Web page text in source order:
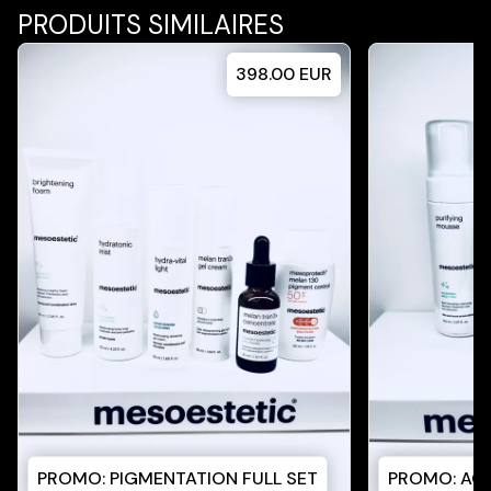
PRODUITS SIMILAIRES
PROMO: PIGMENTATION FULL SET
398.00 EUR
PROMO: